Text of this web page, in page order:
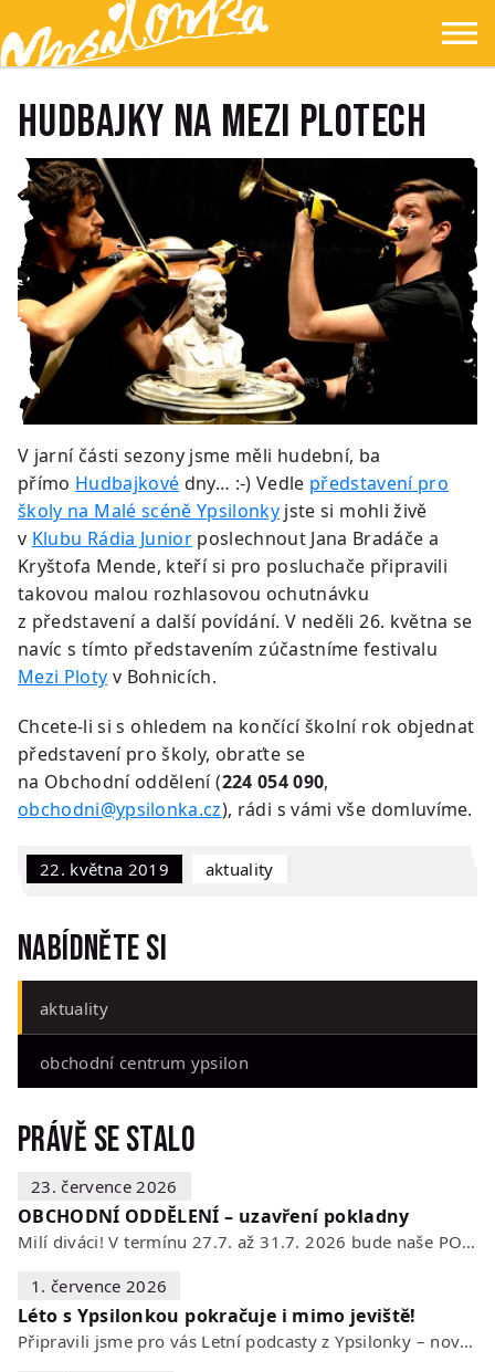
Přejít na hlavní obsah
Přejít na navigaci
Přejít na hledání
Ypsilonka ☰
Hudbajky na Mezi plotech
V jarní části sezony jsme měli hudební, ba
přímo Hudbajkové dny… :-) Vedle představení pro
školy na Malé scéně Ypsilonkyjste si mohli živě
v Klubu Rádia Juniorposlechnout Jana Bradáče a
Kryštofa Mende, kteří si pro posluchače připravili
takovou malou rozhlasovou ochutnávku
z představení a další povídání. V neděli 26. května se
navíc s tímto představením zúčastníme festivalu
Mezi Ploty v Bohnicích.
Chcete-li si s ohledem na končící školní rok objednat
představení pro školy, obraťte se
na Obchodní oddělení (224 054 090,
obchodni@ypsilonka.cz), rádi s vámi vše domluvíme.
22. května 2019 Aktuality
Nabídněte si
aktuality
obchodní centrum ypsilon
Právě se stalo
23. července 2026
OBCHODNÍ ODDĚLENÍ – uzavření pokladny
Milí diváci! V termínu 27.7. až 31.7. 2026 bude naše POKLADNA z technických…
1. července 2026
Léto s Ypsilonkou pokračuje i mimo jeviště!
Připravili jsme pro vás Letní podcasty z Ypsilonky – novou sérii rozhovorů s…